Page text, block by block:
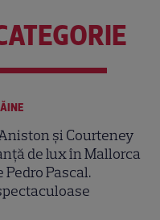
și Courteney
de lux în Mallorca
Pedro Pascal.